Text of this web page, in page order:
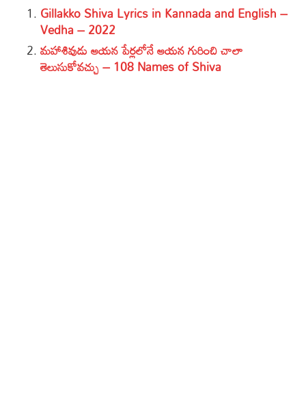
Gillakko Shiva Lyrics in Kannada and English –
Vedha – 2022
మహాశివుడు ఆయన పేర్లలోనే ఆయన గురించి చాలా
తెలుసుకోవచ్చు – 108 Names of Shiva